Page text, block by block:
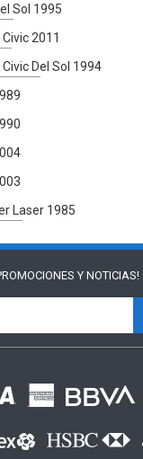
Sol 1995
2011
Del Sol 1994
Laser 1985
Y NOTICIAS!